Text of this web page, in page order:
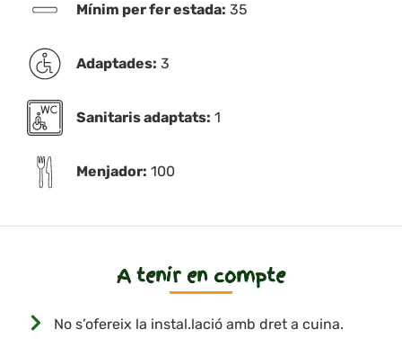
Mínim per fer estada: 35
Adaptades: 3
Sanitaris adaptats: 1
Menjador: 100
A tenir en compte
No s’ofereix la instal.lació amb dret a cuina.